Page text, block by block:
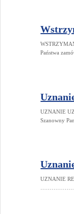
Państwa
Szanowny
UZNANIE